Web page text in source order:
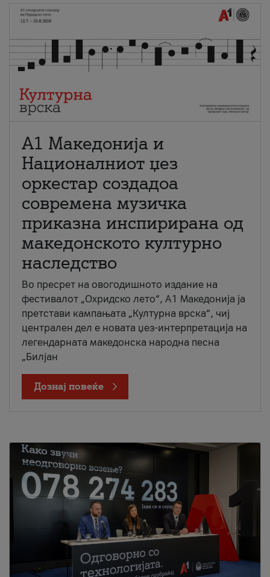
А1 Македонија и
Националниот џез
оркестар создадоа
современа музичка
приказна инспирирана од
македонското културно
наследство
Во пресрет на овогодишното издание на
фестивалот „Охридско лето“, А1 Македонија ја
претстави кампањата „Културна врска“, чиј
централен дел е новата џез-интерпретација на
легендарната македонска народна песна
„Билјан
Дознај повеќе